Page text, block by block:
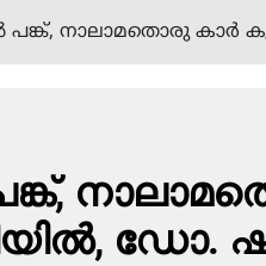
പങ്ക്, നാലാമതൊരു കാര്‍
ഡോ.